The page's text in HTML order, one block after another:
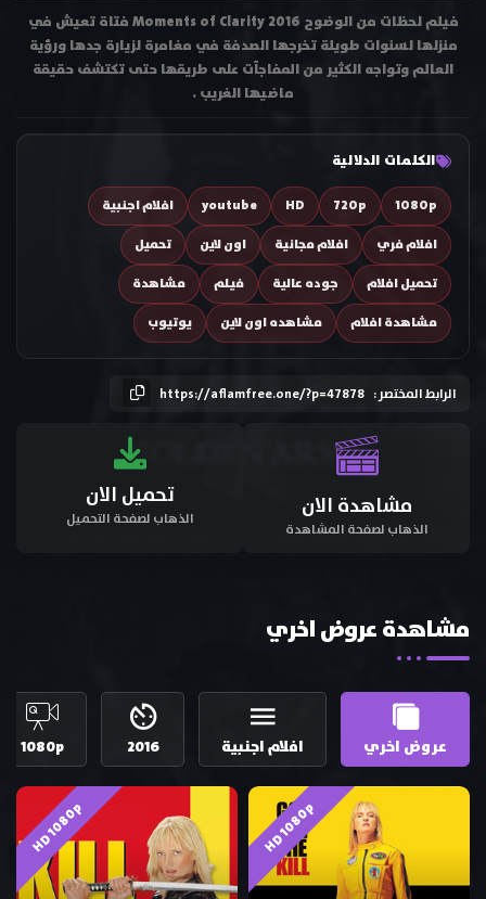
فيلم لحظات من الوضوح Moments of Clarity 2016 فتاة تعيش في
منزلها لسنوات طويلة تخرجها الصدفة في مغامرة لزيارة جدها ورؤية
العالم وتواجه الكثير من المفاجآت على طريقها حتى تكتشف حقيقة
ماضيها الغريب .
الكلمات الدلالية
1080p
720p
HD
youtube
افلام اجنبية
افلام فري
افلام مجانية اون لاين
تحميل
تحميل افلام
جوده عالية فيلم
مشاهدة
مشاهدة افلام
مشاهده اون لاين يوتيوب
الرابط المختصر : https://aflamfree.one/?p=47878
مشاهدة الان
الذهاب لصفحة المشاهدة
تحميل الان
الذهاب لصفحة التحميل
مشاهدة عروض اخري
عروض اخري افلام اجنبية 2016
1080p
HD 1080p
HD 1080p